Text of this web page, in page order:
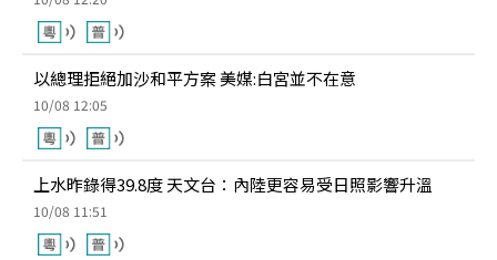
以總理拒絕加沙和平方案 美媒:白宮並不在意
10/08 12:05
上水昨錄得39.8度 天文台：內陸更容易受日照影響升溫
10/08 11:51